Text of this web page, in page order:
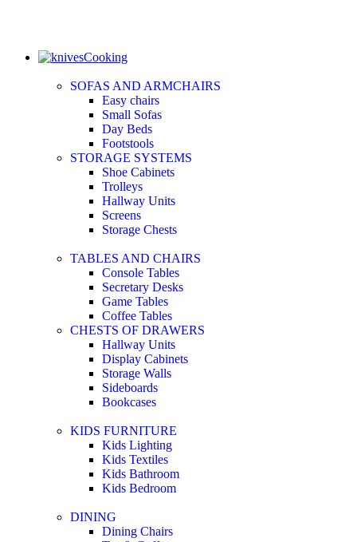
Cooking
SOFAS AND ARMCHAIRS
Easy chairs
Small Sofas
Day Beds
Footstools
STORAGE SYSTEMS
Shoe Cabinets
Trolleys
Hallway Units
Screens
Storage Chests
TABLES AND CHAIRS
Console Tables
Secretary Desks
Game Tables
Coffee Tables
CHESTS OF DRAWERS
Hallway Units
Display Cabinets
Storage Walls
Sideboards
Bookcases
KIDS FURNITURE
Kids Lighting
Kids Textiles
Kids Bathroom
Kids Bedroom
DINING
Dining Chairs